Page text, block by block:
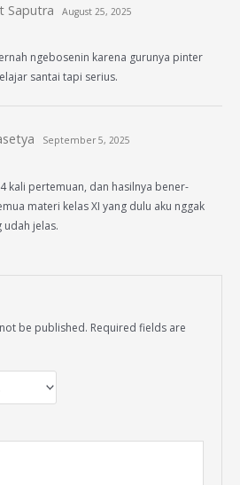
Saputra August 25, 2025
ngebosenin karena gurunya pinter
santai tapi serius.
September 5, 2025
kali pertemuan, dan hasilnya bener-
materi kelas XI yang dulu aku nggak
udah jelas.
be published. Required fields are